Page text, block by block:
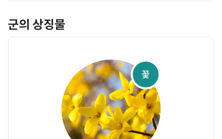
군의 상징물
꽃